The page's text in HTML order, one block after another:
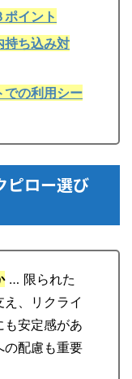
イント
持ち込み対
での利用シー
ピロー選び
… 限られた
、リクライ
も安定感があ
の配慮も重要